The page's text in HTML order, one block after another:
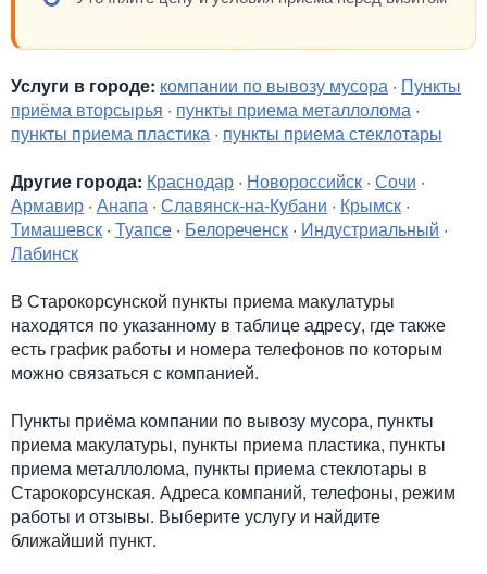
Услуги в городе: компании по вывозу мусора · Пункты
приёма вторсырья · пункты приема металлолома ·
пункты приема пластика · пункты приема стеклотары
Другие города: Краснодар · Новороссийск · Сочи ·
Армавир · Анапа · Славянск-на-Кубани · Крымск ·
Тимашевск · Туапсе · Белореченск · Индустриальный ·
Лабинск
В Старокорсунской пункты приема макулатуры
находятся по указанному в таблице адресу, где также
есть график работы и номера телефонов по которым
можно связаться с компанией.
Пункты приёма компании по вывозу мусора, пункты
приема макулатуры, пункты приема пластика, пункты
приема металлолома, пункты приема стеклотары в
Старокорсунская. Адреса компаний, телефоны, режим
работы и отзывы. Выберите услугу и найдите
ближайший пункт.